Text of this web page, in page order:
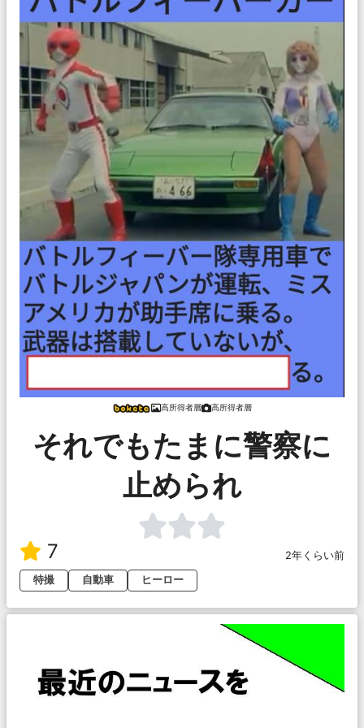
高所得者層 高所得者層
それでもたまに警察に
止められ
7
2年くらい前
特撮
自動車 ヒーロー